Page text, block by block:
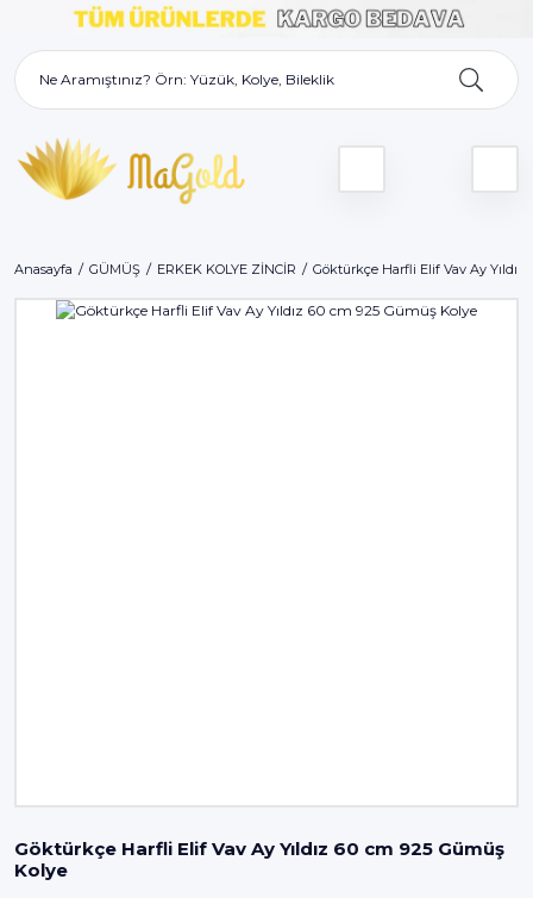
Anasayfa GÜMÜŞ ERKEK KOLYE ZİNCİR Göktürkçe Harfli Elif Vav Ay Yıldız
Göktürkçe Harfli Elif Vav Ay Yıldız 60 cm 925 Gümüş
Kolye